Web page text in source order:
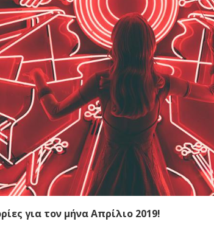
για τον μήνα Απρίλιο 2019!